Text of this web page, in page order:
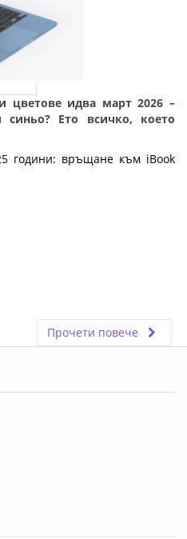
цветове идва март 2026 –
Ето всичко, което
години: връщане към iBook
Прочети повече